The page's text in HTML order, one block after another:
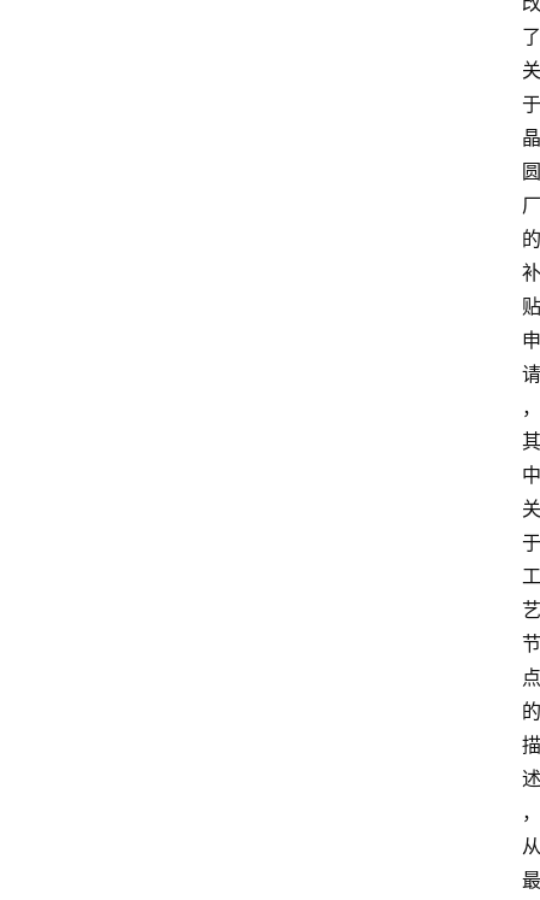
了
关
于
晶
圆
厂
的
补
贴
申
请
，
其
中
关
于
工
艺
节
点
的
描
述
，
从
最